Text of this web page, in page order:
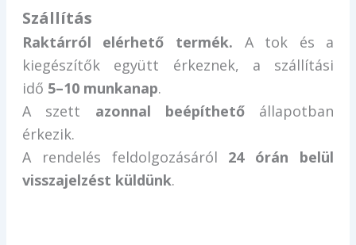
Szállítás
Raktárról elérhető termék. A tok és a
kiegészítők együtt érkeznek, a szállítási
idő 5–10 munkanap.
A szett azonnal beépíthetőállapotban
érkezik.
A rendelés feldolgozásáról 24 órán belül
visszajelzést küldünk.